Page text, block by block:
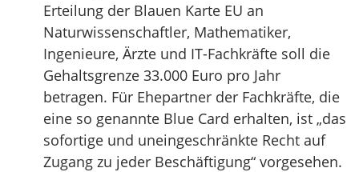
Erteilung der Blauen Karte EU an
Naturwissenschaftler, Mathematiker,
Ingenieure, Ärzte und IT-Fachkräfte soll die
Gehaltsgrenze 33.000 Euro pro Jahr
betragen. Für Ehepartner der Fachkräfte, die
eine so genannte Blue Card erhalten, ist „das
sofortige und uneingeschränkte Recht auf
Zugang zu jeder Beschäftigung“ vorgesehen.